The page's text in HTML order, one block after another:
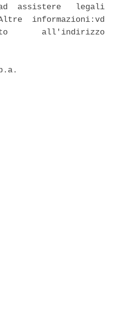
ad  assistere   legali
informazioni:vd
all'indirizzo